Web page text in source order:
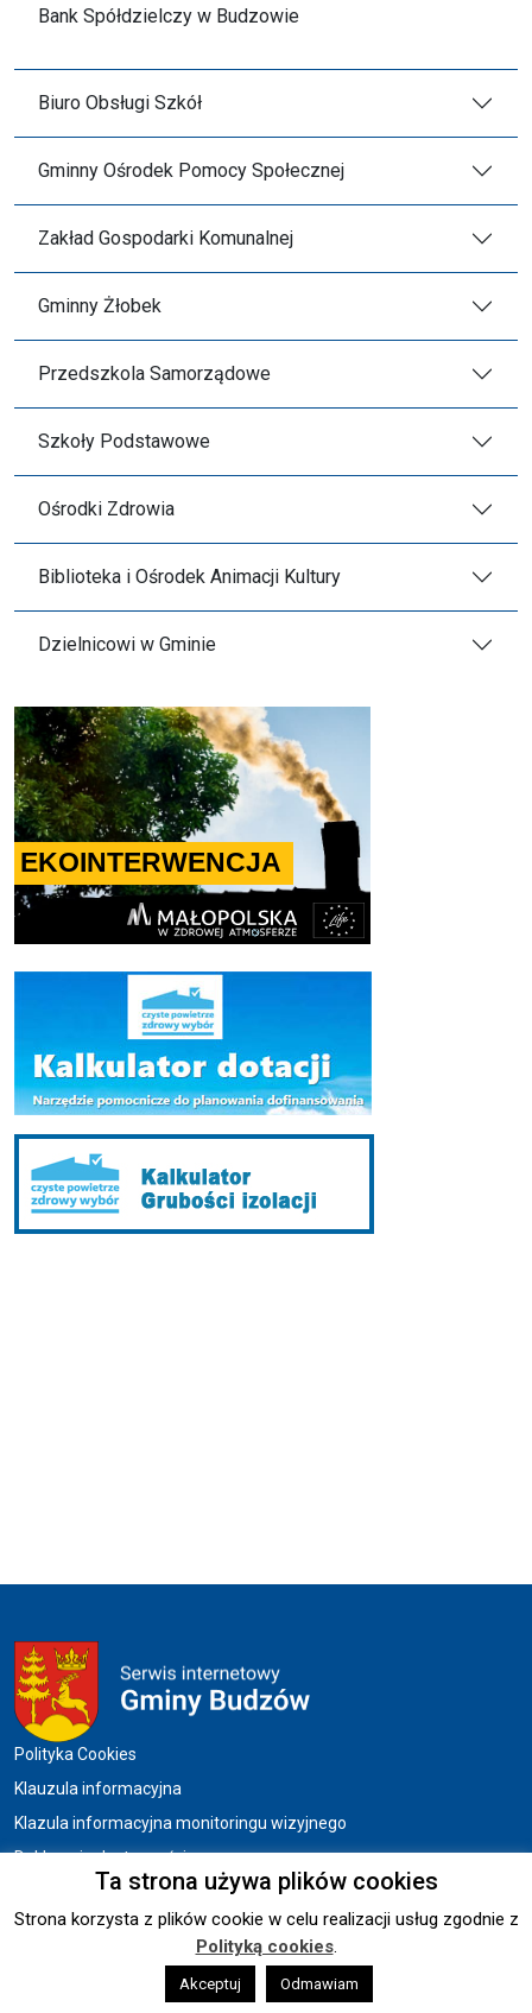
Bank Spółdzielczy w Budzowie
Biuro Obsługi Szkół
Gminny Ośrodek Pomocy Społecznej
Zakład Gospodarki Komunalnej
Gminny Żłobek
Przedszkola Samorządowe
Szkoły Podstawowe
Ośrodki Zdrowia
Biblioteka i Ośrodek Animacji Kultury
Dzielnicowi w Gminie
Menu w stopce
Polityka Cookies
Klauzula informacyjna
Klazula informacyjna monitoringu wizyjnego
Deklaracja dostępności
Copyright © 2026 UG BUDZÓW.
Wykonanie: sm32 STUDIO
Ta strona używa plików cookies
Strona korzysta z plików cookie w celu realizacji usług zgodnie z
Polityką cookies.
Akceptuj Odmawiam